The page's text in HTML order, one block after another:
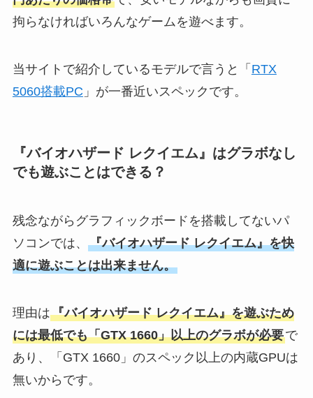
拘らなければいろんなゲームを遊べます。
当サイトで紹介しているモデルで言うと「 RTX
5060搭載PC 」が一番近いスペックです。
『バイオハザード レクイエム』はグラボなし
でも遊ぶことはできる？
残念ながらグラフィックボードを搭載してないパ
ソコンでは、 『バイオハザード レクイエム』を快
適に遊ぶことは出来ません。
理由は『バイオハザード レクイエム』を遊ぶため
には最低でも「GTX 1660」以上のグラボが必要で
あり、「GTX 1660」のスペック以上の内蔵GPUは
無いからです。